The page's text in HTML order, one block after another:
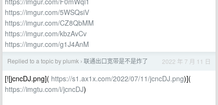
https://imgur.com/5WSQsiV
https://imgur.com/CZ8QbMM
https://imgur.com/kbzAvCv
https://imgur.com/g1J4AnM
Replied to a topic by plumk › 联通出口宽带是不是炸了 2022 年 7 月 11 日
[![jcncDJ.png]( https://s1.ax1x.com/2022/07/11/jcncDJ.png)](
https://imgtu.com/i/jcncDJ)